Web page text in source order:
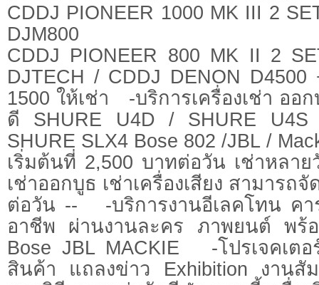
CDDJ PIONEER 1000 MK III 2
DJM800
CDDJ PIONEER 800 MK II 2
DJTECH / CDDJ DENON D4500
1500 ให้เช่า -บริการเครื่องเช่า ออก
ดี SHURE U4D / SHURE
SHURE SLX4 Bose 802 /JBL /
เริ่มต้นที่ 2,500 บาทต่อวัน เช่าหล
เช่าออกบูธ เช่าเครื่องเสียง สามารถ
ต่อวัน -- -บริการงานอีเลคโทน คา
อาชีพ ผ่านงานละคร ภาพยนต์ พร้อม
Bose JBL MACKIE -โปรเจคเตอ
สินค้า แถลงข่าว Exhibition งานสั